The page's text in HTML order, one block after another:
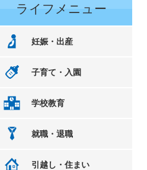
ライフメニュー
妊娠・出産
子育て・入園
学校教育
就職・退職
引越し・住まい